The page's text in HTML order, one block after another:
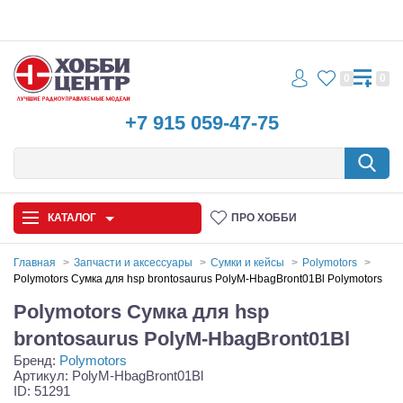
+7 915 059-47-75
0 0
КАТАЛОГ ПРО ХОББИ
Запчасти и аксессуары
Игрушки
Главная Запчасти и аксессуары Сумки и кейсы
Polymotors
Polymotors Сумка для hsp brontosaurus PolyM-HbagBront01Bl Polymotors
Polymotors Сумка для hsp
brontosaurus PolyM-HbagBront01Bl
Бренд: Polymotors
Артикул: PolyM-HbagBront01Bl
ID: 51291